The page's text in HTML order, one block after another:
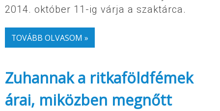
2014. október 11-ig várja a szaktárca.
TOVÁBB OLVASOM »
Zuhannak a ritkaföldfémek
árai, miközben megnőtt